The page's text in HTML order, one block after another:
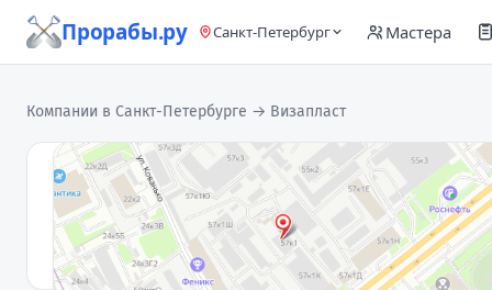
Прорабы.ру Санкт-Петербург Мастера
Компании в Санкт-Петербурге → Визапласт
Визапласт
Компания
★ 5,0· 3 отзыва